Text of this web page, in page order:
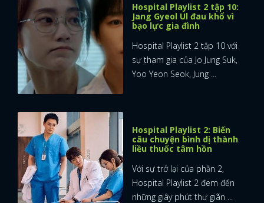
Hospital Playlist 2 tập 10:
Jang Gyeol Ul đau khổ vì
bạo lực gia đình
Hospital Playlist 2 tập 10 với
sự tham gia của Jo Jung Suk,
Yoo Yeon Seok, Jung ...
Hospital Playlist 2: Biến
câu chuyện bình dị thành
liều thuốc tâm hồn
Với sự trở lại của phần 2,
Hospital Playlist 2 đem đến
những giây phút thư giãn ...